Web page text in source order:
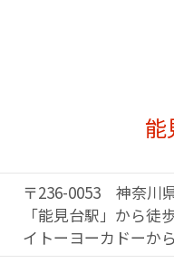
能
〒236-0053 神奈川
「能見台駅」から徒
イトーヨーカドーか